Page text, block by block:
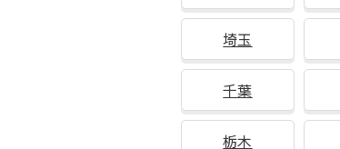
埼玉
千葉
栃木